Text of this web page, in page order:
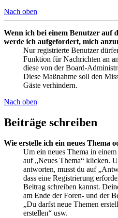
Nach oben
Wenn ich bei einem Benutzer
werde ich aufgefordert, mich
Nur registrierte Benutzer
Funktion für Nachrichten an
diese von der Board-
Diese Maßnahme soll den
Gäste verhindern.
Nach oben
Beiträge schreiben
Wie erstelle ich ein neues Thema
Um ein neues Thema in
auf „Neues Thema“ klicken.
antworten, musst du auf
dass eine Registrierung
Beitrag schreiben kannst.
am Ende der Foren- und der
„Du darfst neue Themen
erstellen“ usw.